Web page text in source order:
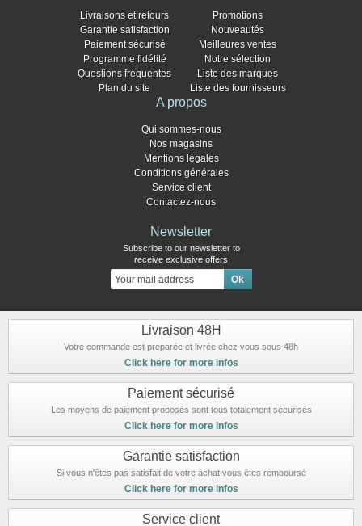
Livraisons et retours
Garantie satisfaction
Paiement sécurisé
Programme fidélité
Questions fréquentes
Plan du site
Promotions
Nouveautés
Meilleures ventes
Notre sélection
Liste des marques
Liste des fournisseurs
A propos
Qui sommes-nous
Nos magasins
Mentions légales
Conditions générales
Service client
Contactez-nous
Newsletter
Subscribe to our newsletter to
receive exclusive offers
Livraison 48H
Votre commande est preparée et livrée chez vous sous 48h
Click here for more infos
Paiement sécurisé
Les moyens de paiement proposés sont tous totalement sécurisés
Click here for more infos
Garantie satisfaction
Si vous n'êtes pas satisfait de votre achat vous êtes remboursé
Click here for more infos
Service client